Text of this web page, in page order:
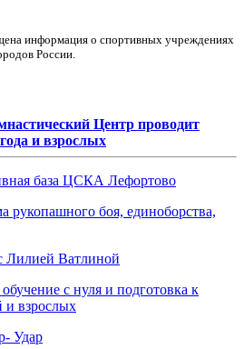
информация о спортивных учреждениях
России.
Центр проводит
и взрослых
база ЦСКА Лефортово
рукопашного боя, единоборства,
Лилией Ватлиной
с нуля и подготовка к
и взрослых
Удар